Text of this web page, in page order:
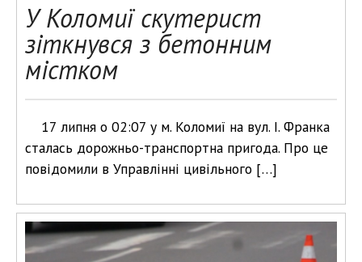
У Коломиї скутерист
зіткнувся з бетонним
містком
17 липня о 02:07 у м. Коломиї на вул. І. Франка
сталась дорожньо-транспортна пригода. Про це
повідомили в Управлінні цивільного […]